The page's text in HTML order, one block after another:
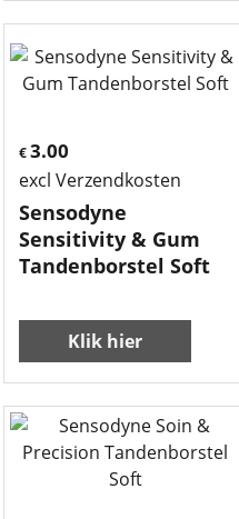
€ 3.00
excl Verzendkosten
Sensodyne
Sensitivity & Gum
Tandenborstel Soft
Klik hier